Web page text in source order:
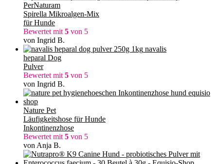
PerNaturam
Spirella Mikroalgen-Mix
für Hunde
Bewertet mit 5 von 5
von Ingrid B.
navalis
heparal Dog
Pulver
Bewertet mit 5 von 5
von Ingrid B.
Nature Pet
Läufigkeitshose für Hunde
Inkontinenzhose
Bewertet mit 5 von 5
von Anja B.